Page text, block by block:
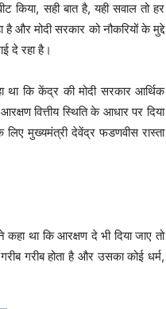
किया, सही बात है, यही सवाल तो हर
है और मोदी सरकार को नौकरियों के मुद्दे
दे रहा है।
था कि केंद्र की मोदी सरकार आर्थिक
वित्तीय स्थिति के आधार पर दिया
लिए मुख्यमंत्री देवेंद्र फडणवीस रास्ता
कहा था कि आरक्षण दे भी दिया जाए तो
गरीब होता है और उसका कोई धर्म,